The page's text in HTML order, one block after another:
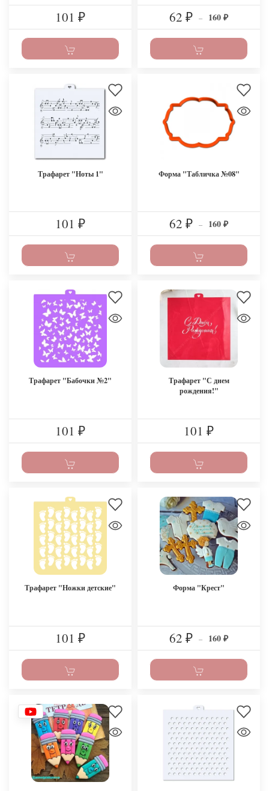
101 ₽ 62 ₽ – 160 ₽
Трафарет "Ноты 1"
101 ₽
Форма "Табличка №08"
62 ₽ – 160 ₽
Трафарет "Бабочки №2"
101 ₽
Трафарет "С днем
рождения!"
101 ₽
Трафарет "Ножки детские"
101 ₽
Форма "Крест"
62 ₽ – 160 ₽